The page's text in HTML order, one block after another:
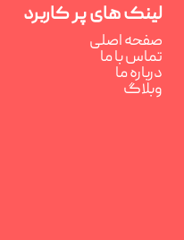
لینک های پر کاربرد
صفحه اصلی
تماس با ما
درباره ما
وبلاگ